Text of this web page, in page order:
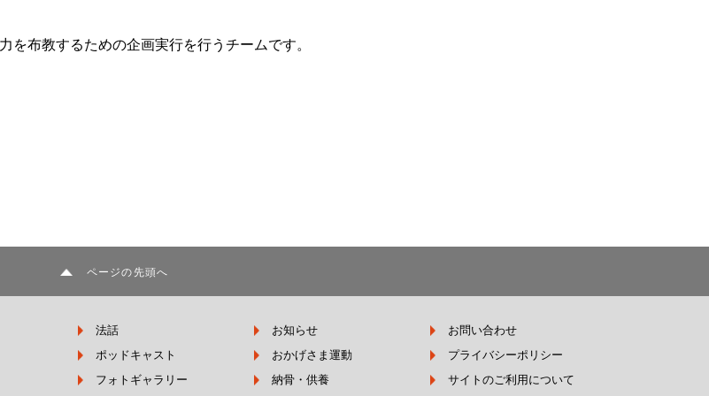
布教するための企画実行を行うチームです。
ページの先頭へ
法話
ポッドキャスト
フォトギャラリー
お知らせ
おかげさま運動
納骨・供養
お問い合わせ
プライバシーポリシー
サイトのご利用について